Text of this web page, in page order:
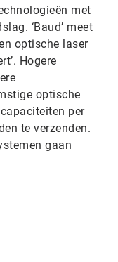
met
‘Baud’ meet
optische laser
Hogere
optische
per
te verzenden.
gaan